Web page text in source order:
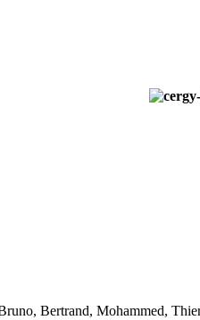
Bertrand, Mohammed,